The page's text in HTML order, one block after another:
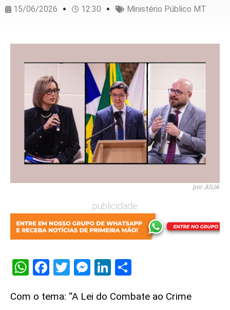
15/06/2026 12:30 Ministério Público MT
por JULIA
publicidade
WhatsApp
Facebook
Twitter
Messenger
LinkedIn
Com o tema: “A Lei do Combate ao Crime